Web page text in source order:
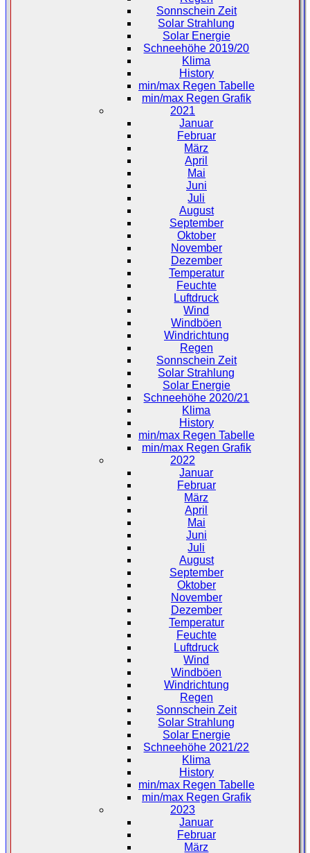
Sonnschein Zeit
Solar Strahlung
Solar Energie
Schneehöhe 2019/20
Klima
History
min/max Regen Tabelle
min/max Regen Grafik
2021
Januar
Februar
März
April
Mai
Juni
Juli
August
September
Oktober
November
Dezember
Temperatur
Feuchte
Luftdruck
Wind
Windböen
Windrichtung
Regen
Sonnschein Zeit
Solar Strahlung
Solar Energie
Schneehöhe 2020/21
Klima
History
min/max Regen Tabelle
min/max Regen Grafik
2022
Januar
Februar
März
April
Mai
Juni
Juli
August
September
Oktober
November
Dezember
Temperatur
Feuchte
Luftdruck
Wind
Windböen
Windrichtung
Regen
Sonnschein Zeit
Solar Strahlung
Solar Energie
Schneehöhe 2021/22
Klima
History
min/max Regen Tabelle
min/max Regen Grafik
2023
Januar
Februar
März